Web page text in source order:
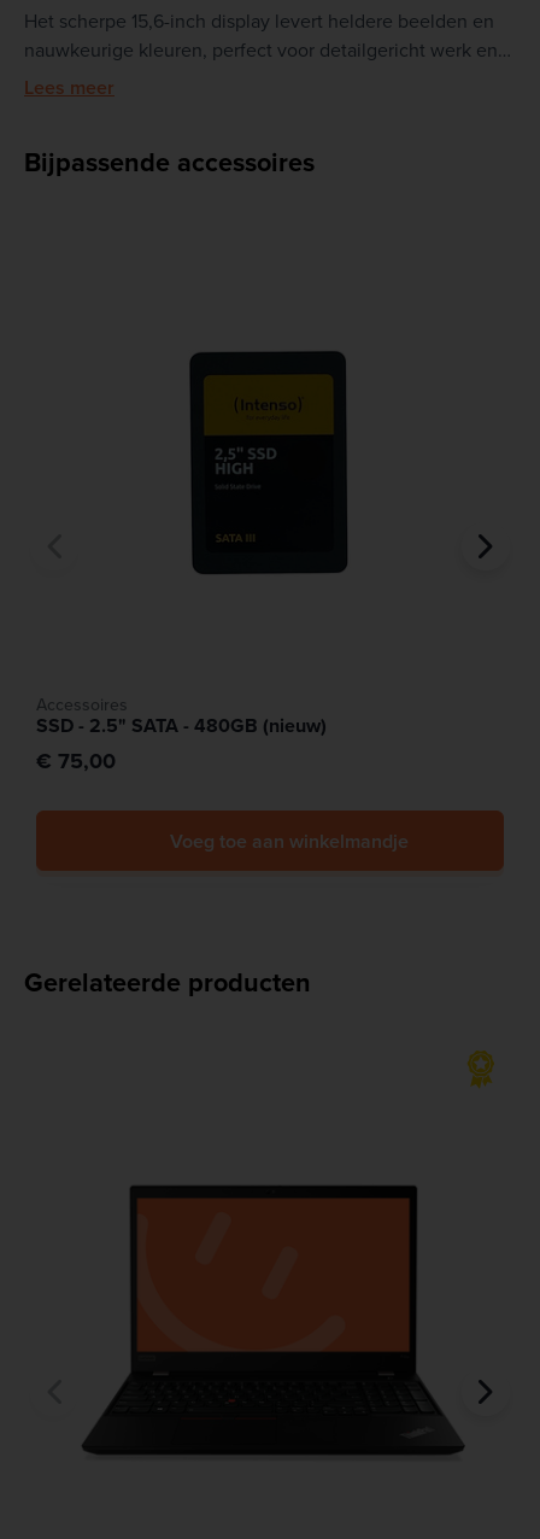
Het scherpe 15,6-inch display levert heldere beelden en
nauwkeurige kleuren, perfect voor detailgericht werk en
multitasking. De robuuste ThinkPad-bouw en uitgebreide
Lees meer
Bijpassende accessoires
Accessoires
SSD - 2.5" SATA - 480GB (nieuw)
€ 75,00
Voeg toe aan winkelmandje
Gerelateerde producten